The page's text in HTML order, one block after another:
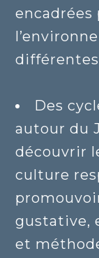
encadrées
Des
autour du
découvrir
culture
gustative,
et